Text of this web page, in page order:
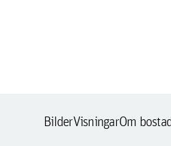
BilderVisningarOm